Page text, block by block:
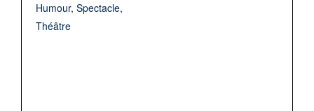
Humour, Spectacle,
Théâtre